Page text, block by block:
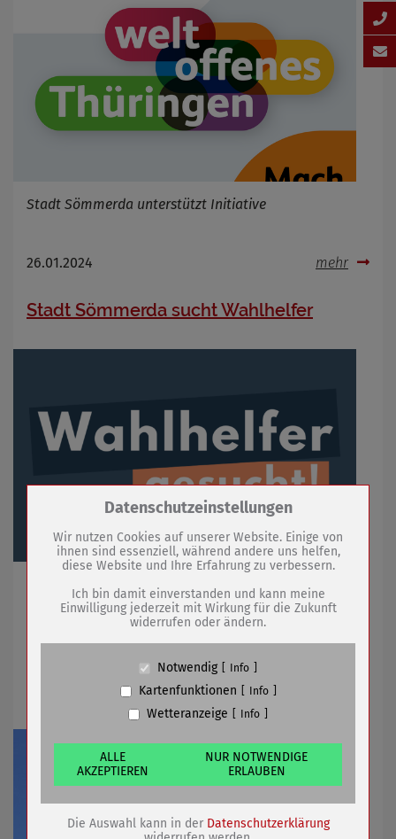
Stadt Sömmerda unterstützt Initiative
26.01.2024 mehr
Stadt Sömmerda sucht Wahlhelfer
Ehrenamtliche für das Superwahljahr 2024 benötigt
26.01.2024 mehr
Tourist-Information geschlossen
Zum Betrieb der Seite notwendige Cookies /
Name
PHP Session Cookie
Anbieter
Eigentümer dieser Website (Wenko-
Wenselaar GmbH & Co. KG)
Absicherung Kontaktformular / SPAM
Cookiespeicherung Entscheidungscookie
Anbieter
Eigentümer dieser Website (Wenko-
Wenselaar GmbH & Co. KG)
Zweck
Speichert die Einstellungen der Besucher
bezüglich der Speicherung von Cookies.
Cookie Name
dywc
Cookie Laufzeit
1 Jahr
Datenschutzeinstellungen
Wir nutzen Cookies auf unserer Website. Einige von
ihnen sind essenziell, während andere uns helfen,
diese Website und Ihre Erfahrung zu verbessern.
Ich bin damit einverstanden und kann meine
Einwilligung jederzeit mit Wirkung für die Zukunft
widerrufen oder ändern.
Notwendig Info
Kartenfunktionen Info
Wetteranzeige Info
ALLE
AKZEPTIEREN
NUR NOTWENDIGE
ERLAUBEN
Die Auswahl kann in der Datenschutzerklärung